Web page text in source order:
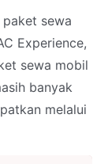
sewa
Experience,
sewa mobil
banyak
melalui